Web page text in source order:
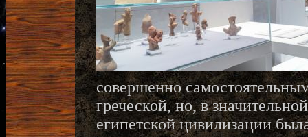
совершенно
греческой, но, в
египетской цивилизации